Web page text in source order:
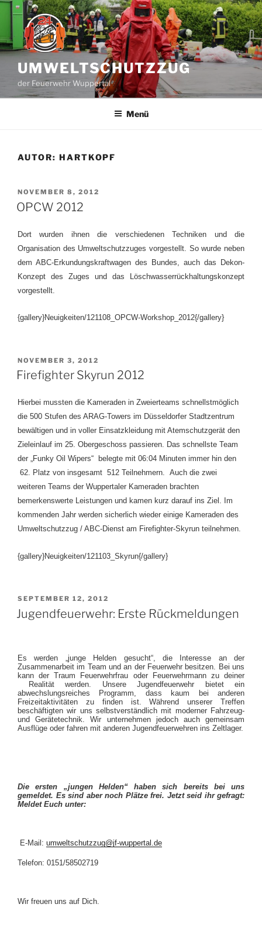
Zum
springen
UMWELTSCHUTZZUG
der Feuerwehr Wuppertal
Menü
AUTOR: HARTKOPF
VERÖFFENTLICHT
AM
NOVEMBER 8, 2012
OPCW 2012
Dort wurden ihnen die verschiedenen Techniken und die
Organisation des Umweltschutzzuges vorgestellt. So wurde neben
dem ABC-Erkundungskraftwagen des Bundes, auch das Dekon-
Konzept des Zuges und das Löschwasserrückhaltungskonzept
vorgestellt.
{gallery}Neuigkeiten/121108_OPCW-Workshop_2012{/gallery}
VERÖFFENTLICHT
AM
NOVEMBER 3, 2012
Firefighter Skyrun 2012
Hierbei mussten die Kameraden in Zweierteams schnellstmöglich
die 500 Stufen des ARAG-Towers im Düsseldorfer Stadtzentrum
bewältigen und in voller Einsatzkleidung mit Atemschutzgerät den
Zieleinlauf im 25. Obergeschoss passieren. Das schnellste Team
der „Funky Oil Wipers“ belegte mit 06:04 Minuten immer hin den
62. Platz von insgesamt 512 Teilnehmern. Auch die zwei
weiteren Teams der Wuppertaler Kameraden brachten
bemerkenswerte Leistungen und kamen kurz darauf ins Ziel. Im
kommenden Jahr werden sicherlich wieder einige Kameraden des
Umweltschutzzug / ABC-Dienst am Firefighter-Skyrun teilnehmen.
{gallery}Neuigkeiten/121103_Skyrun{/gallery}
VERÖFFENTLICHT
AM
SEPTEMBER 12, 2012
Jugendfeuerwehr: Erste Rückmeldungen
Es werden „junge Helden gesucht“, die Interesse an der
Zusammenarbeit im Team und an der Feuerwehr besitzen. Bei uns
kann der Traum Feuerwehrfrau oder Feuerwehrmann zu deiner
Realität werden. Unsere Jugendfeuerwehr bietet ein
abwechslungsreiches Programm, dass kaum bei anderen
Freizeitaktivitäten zu finden ist. Während unserer Treffen
beschäftigten wir uns selbstverständlich mit moderner Fahrzeug-
und Gerätetechnik. Wir unternehmen jedoch auch gemeinsam
Ausflüge oder fahren mit anderen Jugendfeuerwehren ins Zeltlager.
Die ersten „jungen Helden“ haben sich bereits bei uns
gemeldet. Es sind aber noch Plätze frei. Jetzt seid ihr gefragt:
Meldet Euch unter:
E-Mail: umweltschutzzug@jf-wuppertal.de
Telefon: 0151/58502719
Wir freuen uns auf Dich.